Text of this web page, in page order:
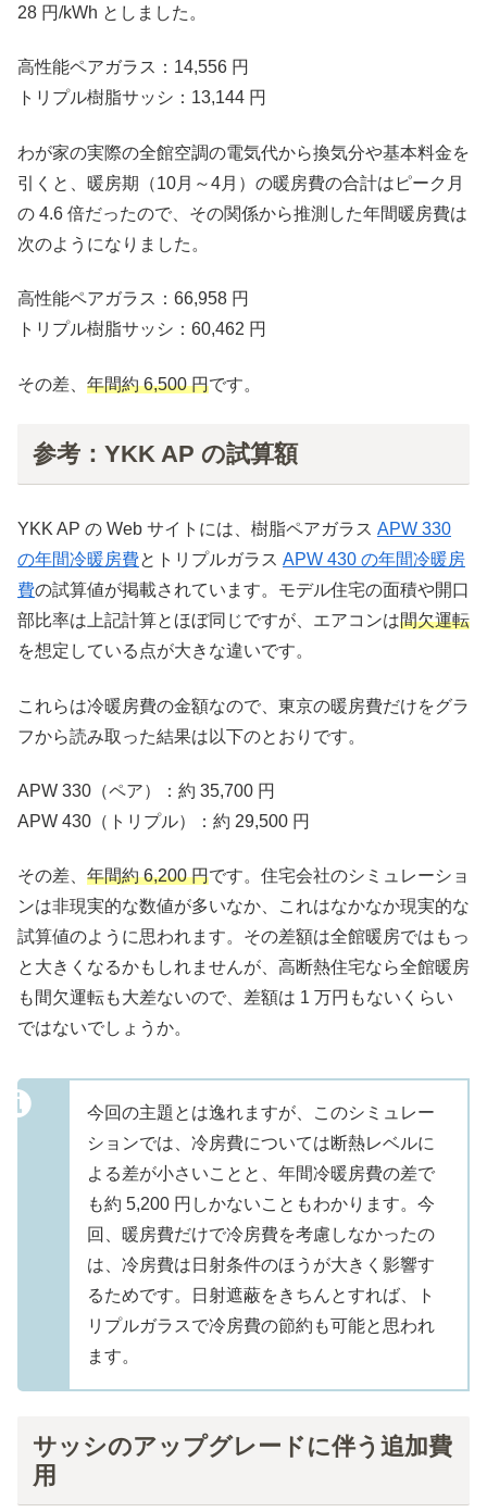
28 円/kWh としました。
高性能ペアガラス：14,556 円
トリプル樹脂サッシ：13,144 円
わが家の実際の全館空調の電気代から換気分や基本料金を
引くと、暖房期（10月～4月）の暖房費の合計はピーク月
の 4.6 倍だったので、その関係から推測した年間暖房費は
次のようになりました。
高性能ペアガラス：66,958 円
トリプル樹脂サッシ：60,462 円
その差、 年間約 6,500 円です。
参考：YKK AP の試算額
YKK AP の Web サイトには、樹脂ペアガラス APW 330
の年間冷暖房費とトリプルガラス APW 430 の年間冷暖房
費の試算値が掲載されています。モデル住宅の面積や開口
部比率は上記計算とほぼ同じですが、エアコンは間欠運転
を想定している点が大きな違いです。
これらは冷暖房費の金額なので、東京の暖房費だけをグラ
フから読み取った結果は以下のとおりです。
APW 330（ペア）：約 35,700 円
APW 430（トリプル）：約 29,500 円
その差、 年間約 6,200 円です。住宅会社のシミュレーショ
ンは非現実的な数値が多いなか、これはなかなか現実的な
試算値のように思われます。その差額は全館暖房ではもっ
と大きくなるかもしれませんが、高断熱住宅なら全館暖房
も間欠運転も大差ないので、差額は 1 万円もないくらい
ではないでしょうか。
今回の主題とは逸れますが、このシミュレー
ションでは、冷房費については断熱レベルに
よる差が小さいことと、年間冷暖房費の差で
も約 5,200 円しかないこともわかります。今
回、暖房費だけで冷房費を考慮しなかったの
は、冷房費は日射条件のほうが大きく影響す
るためです。日射遮蔽をきちんとすれば、ト
リプルガラスで冷房費の節約も可能と思われ
ます。
サッシのアップグレードに伴う追加費
用